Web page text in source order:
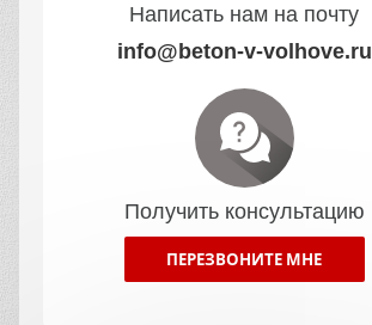
Написать нам на почту
info@beton-v-volhove.ru
Получить консультацию
ПЕРЕЗВОНИТЕ МНЕ